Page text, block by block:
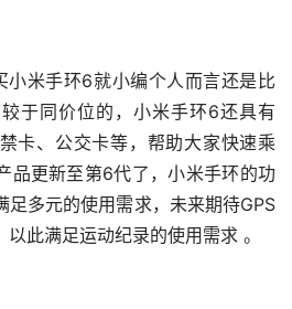
米手环6就小编个人而言还是比
于同价位的，小米手环6还具有
卡、公交卡等，帮助大家快速乘
品更新至第6代了，小米手环的功
足多元的使用需求，未来期待GPS
此满足运动纪录的使用需求 。